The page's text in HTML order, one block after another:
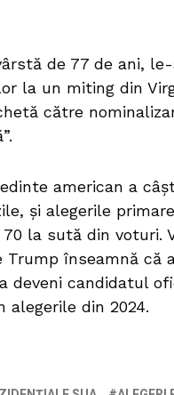
de 77 de ani,
la un miting din
către
american a
şi alegerile
70 la sută din voturi.
Trump înseamnă că
deveni candidatul
alegerile din 2024.